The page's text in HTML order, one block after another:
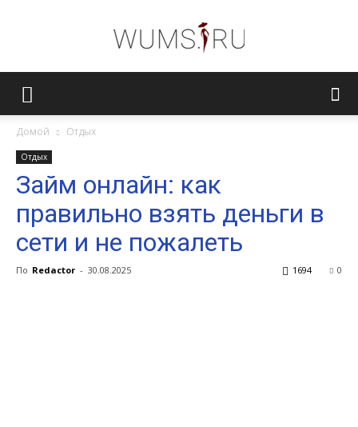
Домой Отдых
Отдых
Займ онлайн: как
правильно взять деньги в
сети и не пожалеть
По Redactor - 30.08.2025 0
1694